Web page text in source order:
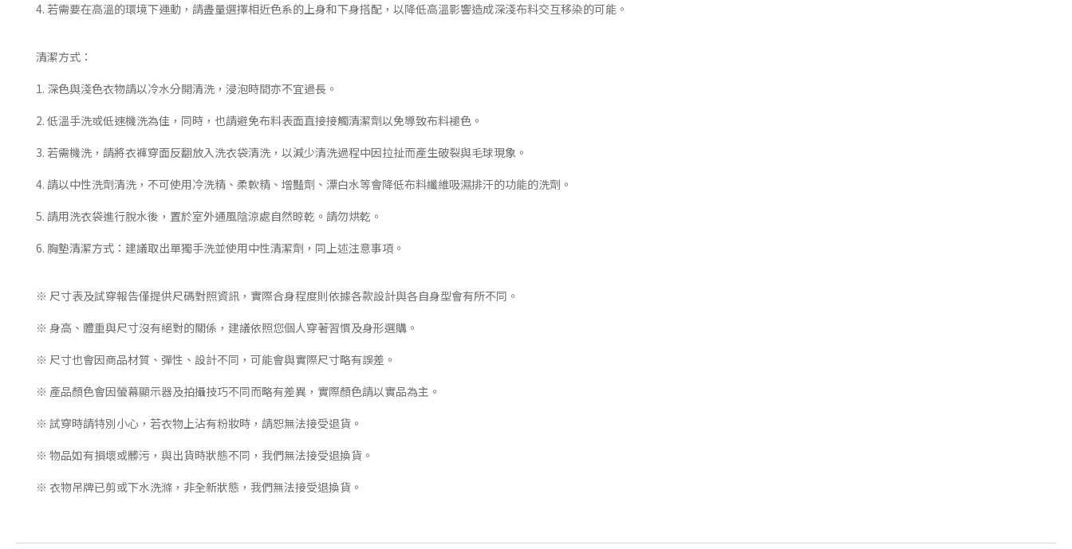
4. 若需要在高溫的環境下運動，請盡量選擇相近色系的上身和下身搭配，以降低高溫影響造成深淺布料交互移染的可能。
清潔方式：
1. 深色與淺色衣物請以冷水分開清洗，浸泡時間亦不宜過長。
2. 低溫手洗或低速機洗為佳，同時，也請避免布料表面直接接觸清潔劑以免導致布料褪色。
3. 若需機洗，請將衣褲穿面反翻放入洗衣袋清洗，以減少清洗過程中因拉扯而產生破裂與毛球現象。
4. 請以中性洗劑清洗，不可使用冷洗精、柔軟精、增豔劑、漂白水等會降低布料纖維吸濕排汗的功能的洗劑。
5. 請用洗衣袋進行脫水後，置於室外通風陰涼處自然晾乾。請勿烘乾。
6. 胸墊清潔方式：建議取出單獨手洗並使用中性清潔劑，同上述注意事項。
※ 尺寸表及試穿報告僅提供尺碼對照資訊，實際合身程度則依據各款設計與各自身型會有所不同。
※ 身高、體重與尺寸沒有絕對的關係，建議依照您個人穿著習慣及身形選購。
※ 尺寸也會因商品材質、彈性、設計不同，可能會與實際尺寸略有誤差。
※ 產品顏色會因螢幕顯示器及拍攝技巧不同而略有差異，實際顏色請以實品為主。
※ 試穿時請特別小心，若衣物上沾有粉妝時，請恕無法接受退貨。
※ 物品如有損壞或髒污，與出貨時狀態不同，我們無法接受退換貨。
※ 衣物吊牌已剪或下水洗滌，非全新狀態，我們無法接受退換貨。